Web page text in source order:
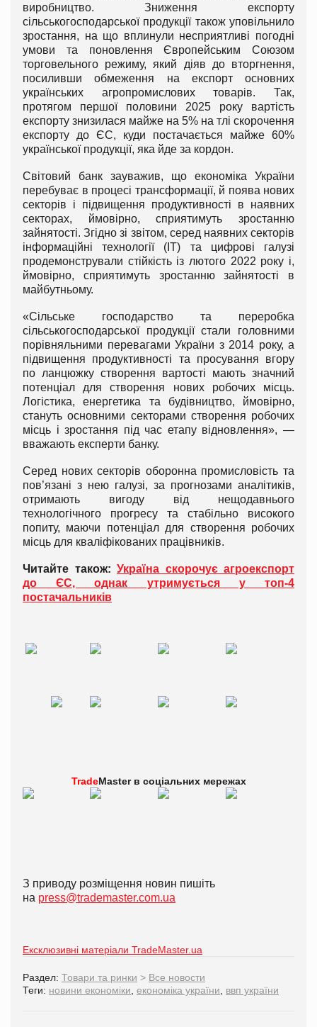
виробництво. Зниження експорту
сільськогосподарської продукції також уповільнило
зростання, на що вплинули несприятливі погодні
умови та поновлення Європейським Союзом
торговельного режиму, який діяв до вторгнення,
посиливши обмеження на експорт основних
українських агропромислових товарів. Так,
протягом першої половини 2025 року вартість
експорту знизилася майже на 5% на тлі скорочення
експорту до ЄС, куди постачається майже 60%
української продукції, яка йде за кордон.
Світовий банк зауважив, що економіка України
перебуває в процесі трансформації, й поява нових
секторів і підвищення продуктивності в наявних
секторах, ймовірно, сприятимуть зростанню
зайнятості. Згідно зі звітом, серед наявних секторів
інформаційні технології (ІТ) та цифрові галузі
продемонстрували стійкість із лютого 2022 року і,
ймовірно, сприятимуть зростанню зайнятості в
майбутньому.
«Сільське господарство та переробка
сільськогосподарської продукції стали головними
порівняльними перевагами України з 2014 року, а
підвищення продуктивності та просування вгору
по ланцюжку створення вартості мають значний
потенціал для створення нових робочих місць.
Логістика, енергетика та будівництво, ймовірно,
стануть основними секторами створення робочих
місць і зростання під час етапу відновлення», —
вважають експерти банку.
Серед нових секторів оборонна промисловість та
пов’язані з нею галузі, за прогнозами аналітиків,
отримають вигоду від нещодавнього
технологічного прогресу та стабільно високого
попиту, маючи потенціал для створення робочих
місць для кваліфікованих працівників.
Читайте також: Україна скорочує агроекспорт
до ЄС, однак утримується у топ-4
постачальників
TradeMaster в соціальних мережах
З приводу розміщення новин пишіть
на press@trademaster.com.ua
Ексклюзивні матеріали TradeMaster.ua
Раздел: Товари та ринки > Все новости
Теги: новини економіки економіка україни ввп україни